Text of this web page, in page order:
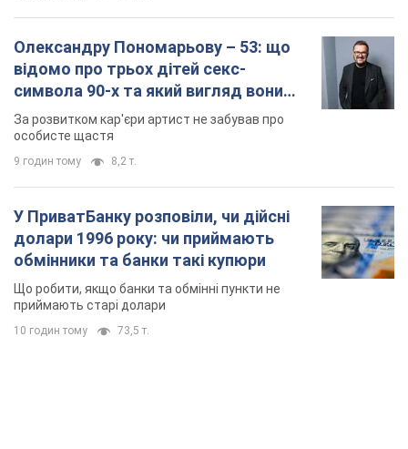
Олександру Пономарьову – 53: що
відомо про трьох дітей секс-
символа 90-х та який вигляд вони
мають
За розвитком кар'єри артист не забував про
особисте щастя
9 годин тому 8,2 т.
У ПриватБанку розповіли, чи дійсні
долари 1996 року: чи приймають
обмінники та банки такі купюри
Що робити, якщо банки та обмінні пункти не
приймають старі долари
10 годин тому 73,5 т.